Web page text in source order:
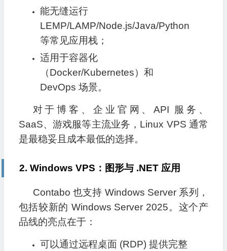
能无缝运行
LEMP/LAMP/Node.js/Java/Python
等常见应用栈；
适用于容器化
（Docker/Kubernetes）和
DevOps 场景。
对于博客、企业官网、API 服务、
SaaS、游戏服等主流业务，Linux VPS 通常
是最稳妥且成本最低的选择。
2. Windows VPS：图形与 .NET 应用
Contabo 也支持 Windows Server 系列，
包括较新的 Windows Server 2025。这个产
品线的亮点在于：
可以通过远程桌面 (RDP) 提供完整